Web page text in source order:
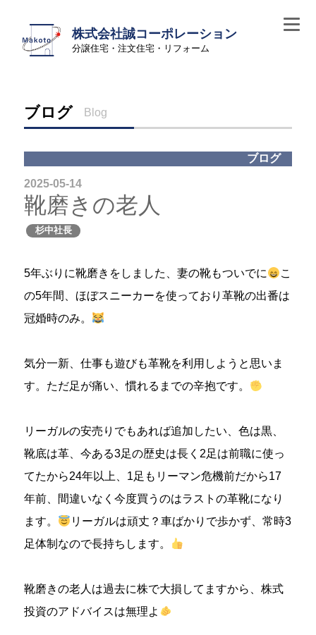
株式会社誠コーポレーション
分譲住宅・注文住宅・リフォーム
ブログ Blog
ブログ
2025-05-14
靴磨きの老人
杉中社長
5年ぶりに靴磨きをしました、妻の靴もついでに
こ
の5年間、ほぼスニーカーを使っており革靴の出番は
冠婚時のみ。
気分一新、仕事も遊びも革靴を利用しようと思いま
す。ただ足が痛い、慣れるまでの辛抱です。
リーガルの安売りでもあれば追加したい、色は黒、
靴底は革、今ある3足の歴史は長く2足は前職に使っ
てたから24年以上、1足もリーマン危機前だから17
年前、間違いなく今度買うのはラストの革靴になり
ます。
リーガルは頑丈？車ばかりで歩かず、常時3
足体制なので長持ちします。
靴磨きの老人は過去に株で大損してますから、株式
投資のアドバイスは無理よ